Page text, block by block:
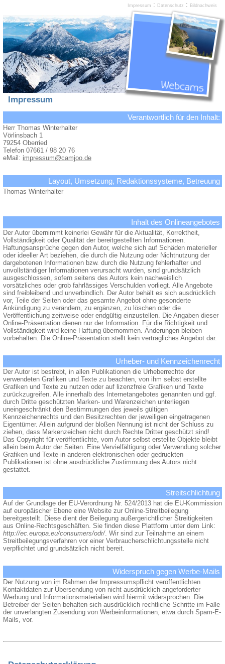
Impressum
Verantwortlich für den Inhalt:
Herr Thomas Winterhalter
Vörlinsbach 1
79254 Oberried
Telefon 07661 / 98 20 76
eMail: impressum@camjoo.de
Layout, Umsetzung, Redaktionssysteme, Betreuung
Thomas Winterhalter
Inhalt des Onlineangebotes
Der Autor übernimmt keinerlei Gewähr für die Aktualität, Korrektheit,
Vollständigkeit oder Qualität der bereitgestellten Informationen.
Haftungsansprüche gegen den Autor, welche sich auf Schäden materieller
oder ideeller Art beziehen, die durch die Nutzung oder Nichtnutzung der
dargebotenen Informationen bzw. durch die Nutzung fehlerhafter und
unvollständiger Informationen verursacht wurden, sind grundsätzlich
ausgeschlossen, sofern seitens des Autors kein nachweislich
vorsätzliches oder grob fahrlässiges Verschulden vorliegt. Alle Angebote
sind freibleibend und unverbindlich. Der Autor behält es sich ausdrücklich
vor, Teile der Seiten oder das gesamte Angebot ohne gesonderte
Ankündigung zu verändern, zu ergänzen, zu löschen oder die
Veröffentlichung zeitweise oder endgültig einzustellen. Die Angaben dieser
Online-Präsentation dienen nur der Information. Für die Richtigkeit und
Vollständigkeit wird keine Haftung übernommen. Änderungen bleiben
vorbehalten. Die Online-Präsentation stellt kein vertragliches Angebot dar.
Urheber- und Kennzeichenrecht
Der Autor ist bestrebt, in allen Publikationen die Urheberrechte der
verwendeten Grafiken und Texte zu beachten, von ihm selbst erstellte
Grafiken und Texte zu nutzen oder auf lizenzfreie Grafiken und Texte
zurückzugreifen. Alle innerhalb des Internetangebotes genannten und ggf.
durch Dritte geschützten Marken- und Warenzeichen unterliegen
uneingeschränkt den Bestimmungen des jeweils gültigen
Kennzeichenrechts und den Besitzrechten der jeweiligen eingetragenen
Eigentümer. Allein aufgrund der bloßen Nennung ist nicht der Schluss zu
ziehen, dass Markenzeichen nicht durch Rechte Dritter geschützt sind!
Das Copyright für veröffentlichte, vom Autor selbst erstellte Objekte bleibt
allein beim Autor der Seiten. Eine Vervielfältigung oder Verwendung solcher
Grafiken und Texte in anderen elektronischen oder gedruckten
Publikationen ist ohne ausdrückliche Zustimmung des Autors nicht
gestattet.
Streitschlichtung
Auf der Grundlage der EU-Verordnung Nr. 524/2013 hat die EU-Kommission
auf europäischer Ebene eine Website zur Online-Streitbeilegung
bereitgestellt. Diese dient der Beilegung außergerichtlicher Streitigkeiten
aus Online-Rechtsgeschäften. Sie finden diese Plattform unter dem Link:
http://ec.europa.eu/consumers/odr/. Wir sind zur Teilnahme an einem
Streitbeilegungsverfahren vor einer Verbraucherschlichtungsstelle nicht
verpflichtet und grundsätzlich nicht bereit.
Widerspruch gegen Werbe-Mails
Der Nutzung von im Rahmen der Impressumspflicht veröffentlichten
Kontaktdaten zur Übersendung von nicht ausdrücklich angeforderter
Werbung und Informationsmaterialien wird hiermit widersprochen. Die
Betreiber der Seiten behalten sich ausdrücklich rechtliche Schritte im Falle
der unverlangten Zusendung von Werbeinformationen, etwa durch Spam-E-
Mails, vor.
Impressum : Datenschutz : Bildnachweis